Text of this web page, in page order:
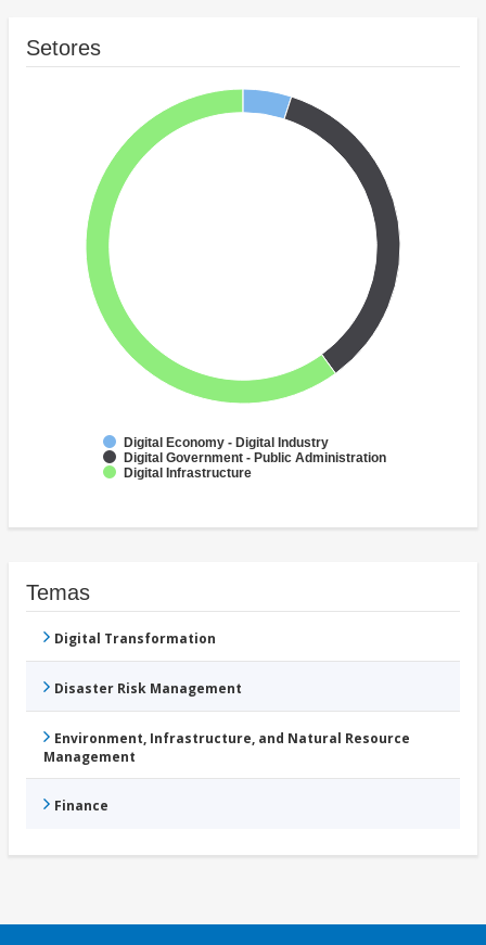
Setores
Digital Economy - Digital Industry
Digital Government - Public Administration
Digital Infrastructure
Temas
Digital Transformation
Disaster Risk Management
Environment, Infrastructure, and Natural Resource
Management
Finance